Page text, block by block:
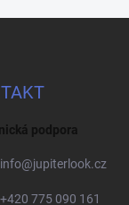
podpora
info@jupiterlook.cz
+420 775 090 161